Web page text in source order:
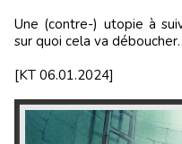
Une (contre-) utopie à
sur quoi cela va
[KT 06.01.2024]